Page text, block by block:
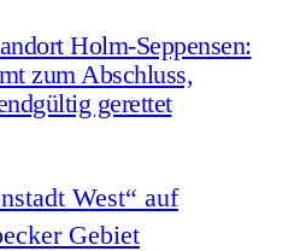
Holm-Seppensen:
zum Abschluss,
gerettet